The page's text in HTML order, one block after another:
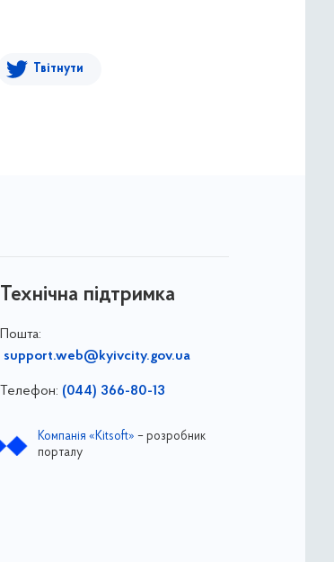
Твітнути
Технічна підтримка
Пошта:
support.web@kyivcity.gov.ua
Телефон: (044) 366-80-13
Компанія «Kitsoft» – розробник
порталу